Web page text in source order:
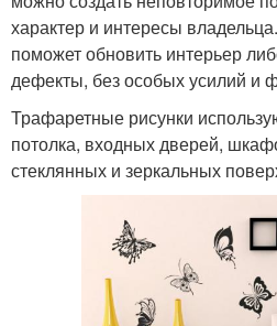
характер и интересы
поможет обновить интерьер
дефекты, без особых усилий и
Трафаретные рисунки
потолка, входных дверей,
стеклянных и зеркальных